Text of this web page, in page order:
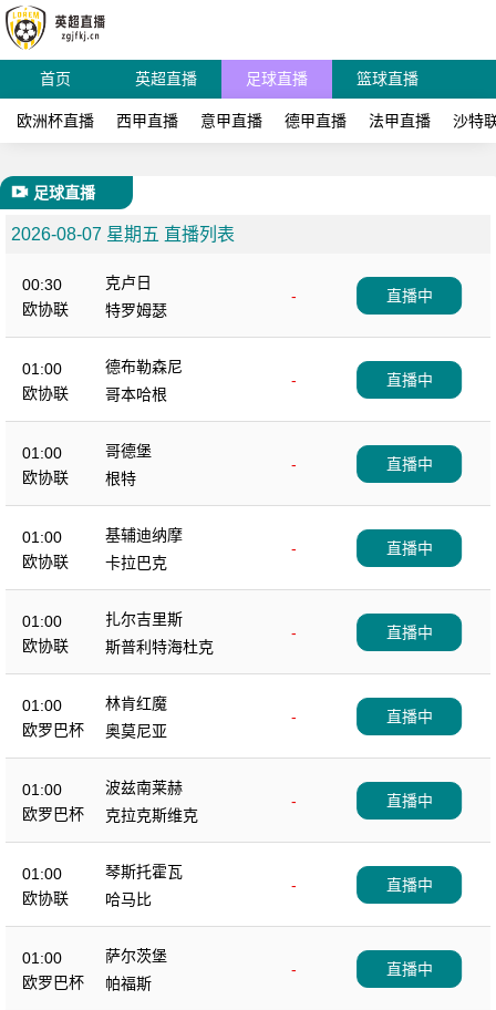
首页 英超直播 足球直播 篮球直播
欧洲杯直播 西甲直播 意甲直播 德甲直播 法甲直播 沙特
足球直播
2026-08-07 星期五 直播列表
00:30
欧协联
克卢日
-
特罗姆瑟
直播中
01:00
欧协联
德布勒森尼
-
哥本哈根
直播中
01:00
欧协联
哥德堡
-
根特
直播中
01:00
欧协联
基辅迪纳摩
-
卡拉巴克
直播中
01:00
欧协联
扎尔吉里斯
-
斯普利特海杜克
直播中
01:00
欧罗巴杯
林肯红魔
-
奥莫尼亚
直播中
01:00
欧罗巴杯
波兹南莱赫
-
克拉克斯维克
直播中
01:00
欧协联
琴斯托霍瓦
-
哈马比
直播中
01:00
欧罗巴杯
萨尔茨堡
-
帕福斯
直播中